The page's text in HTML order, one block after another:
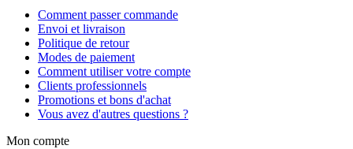
Comment passer commande
Envoi et livraison
Politique de retour
Modes de paiement
Comment utiliser votre compte
Clients professionnels
Promotions et bons d'achat
Vous avez d'autres questions ?
Mon compte